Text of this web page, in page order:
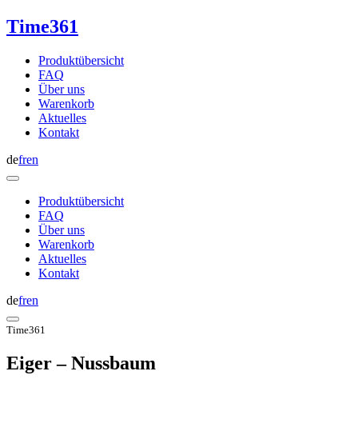
Time361
Produktübersicht
FAQ
Über uns
Warenkorb
Aktuelles
Kontakt
defren
Produktübersicht
FAQ
Über uns
Warenkorb
Aktuelles
Kontakt
defren
Time361
Eiger – Nussbaum